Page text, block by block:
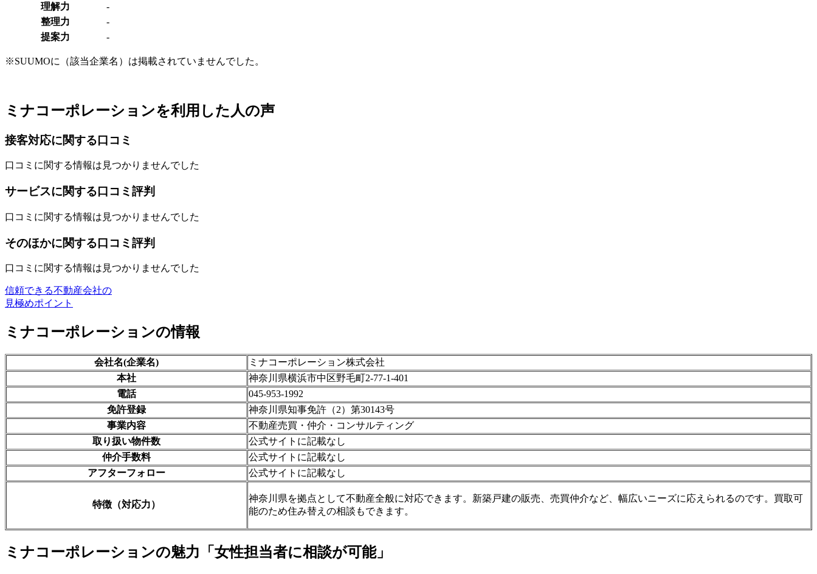
理解力
-
整理力
-
提案力
-
※SUUMOに（該当企業名）は掲載されていませんでした。
ミナコーポレーションを利用した人の声
接客対応に関する口コミ
口コミに関する情報は見つかりませんでした
サービスに関する口コミ評判
口コミに関する情報は見つかりませんでした
そのほかに関する口コミ評判
口コミに関する情報は見つかりませんでした
信頼できる不動産会社の
見極めポイント
ミナコーポレーションの情報
会社名(企業名)
ミナコーポレーション株式会社
本社
神奈川県横浜市中区野毛町2-77-1-401
電話
045-953-1992
免許登録
神奈川県知事免許（2）第30143号
事業内容
不動産売買・仲介・コンサルティング
取り扱い物件数
公式サイトに記載なし
仲介手数料
公式サイトに記載なし
アフターフォロー
公式サイトに記載なし
特徴（対応力）
神奈川県を拠点として不動産全般に対応できます。新築戸建の販売、売買仲介など、幅広いニーズに応えられるのです。買取可
能のため住み替えの相談もできます。
ミナコーポレーションの魅力「女性担当者に相談が可能」